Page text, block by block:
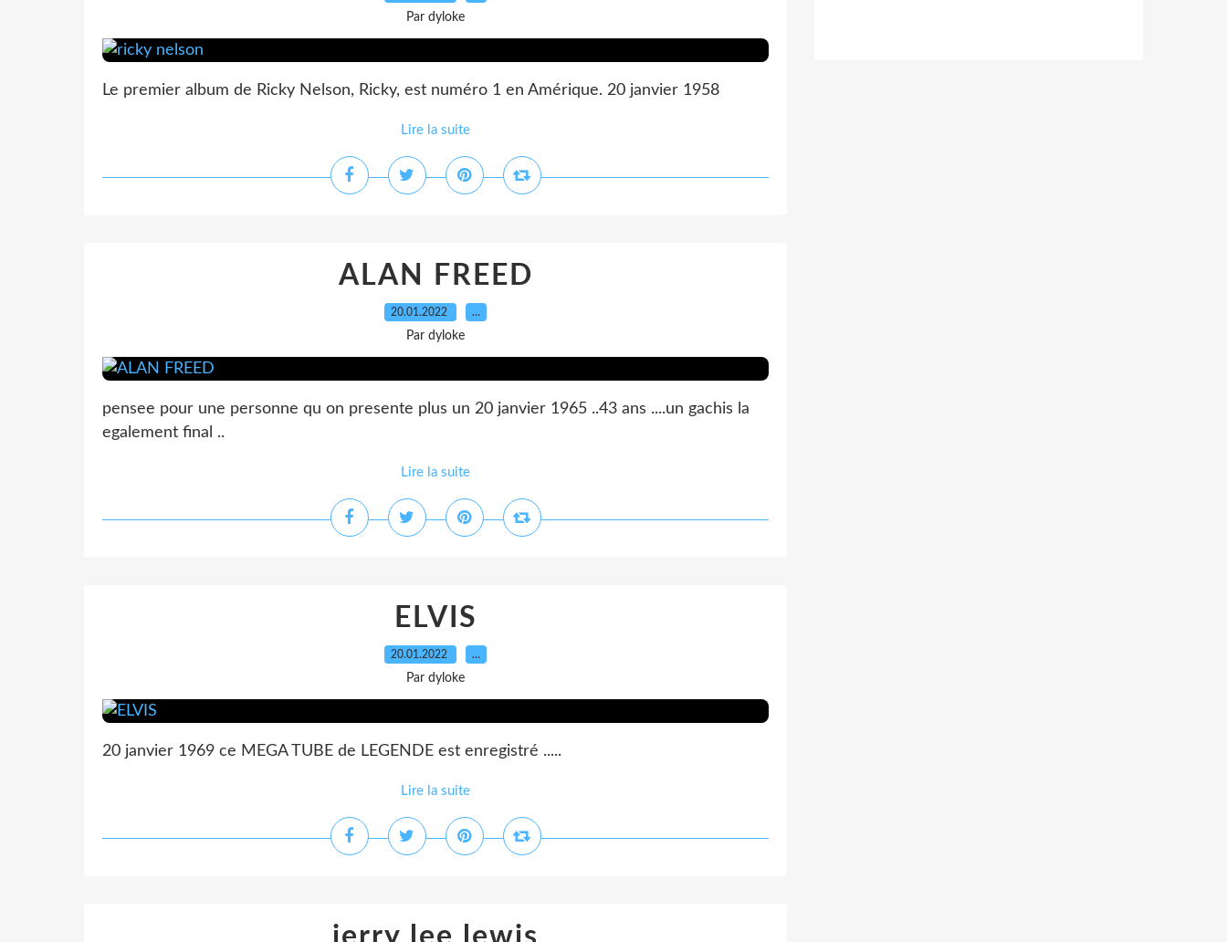
Par dyloke
Le premier album de Ricky Nelson, Ricky, est numéro 1 en Amérique. 20 janvier 1958
Lire la suite
ALAN FREED
20.01.2022 …
Par dyloke
pensee pour une personne qu on presente plus un 20 janvier 1965 ..43 ans ....un gachis la
egalement final ..
Lire la suite
ELVIS
20.01.2022 …
Par dyloke
20 janvier 1969 ce MEGA TUBE de LEGENDE est enregistré .....
Lire la suite